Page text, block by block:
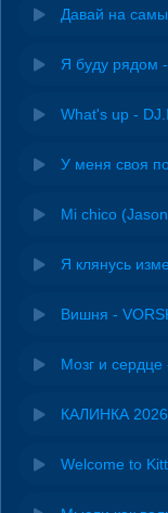
Давай на
Я буду рядом
What's up -
У меня своя
Я клянусь
Вишня -
Мозг и
КАЛИНКА
Welcome to